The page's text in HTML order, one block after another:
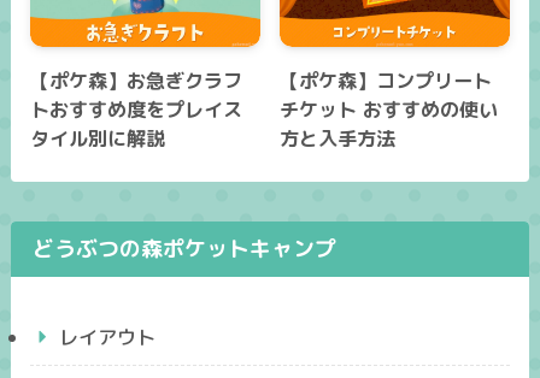
【ポケ森】お急ぎクラフ
トおすすめ度をプレイス
タイル別に解説
【ポケ森】コンプリート
チケット おすすめの使い
方と入手方法
どうぶつの森ポケットキャンプ
レイアウト